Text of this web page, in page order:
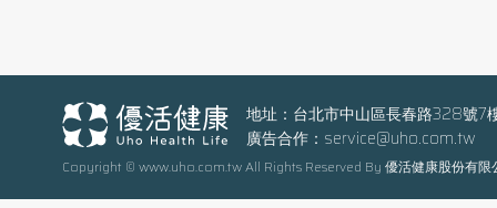
提醒也記不起來。阿茲海默症患者 發病前20
異常蛋白質就在大腦沉澱樂生療養院副院長、
經內科醫師莊毓民指出，台灣65歲以上老人每12
人就有1人失智，大部分患者屬於「阿茲海
地址：台北市中山區長春路328號7
廣告合作： service@uho.com.tw
Copyright © www.uho.com.tw All Rights Reserved By 優活健康股份有限